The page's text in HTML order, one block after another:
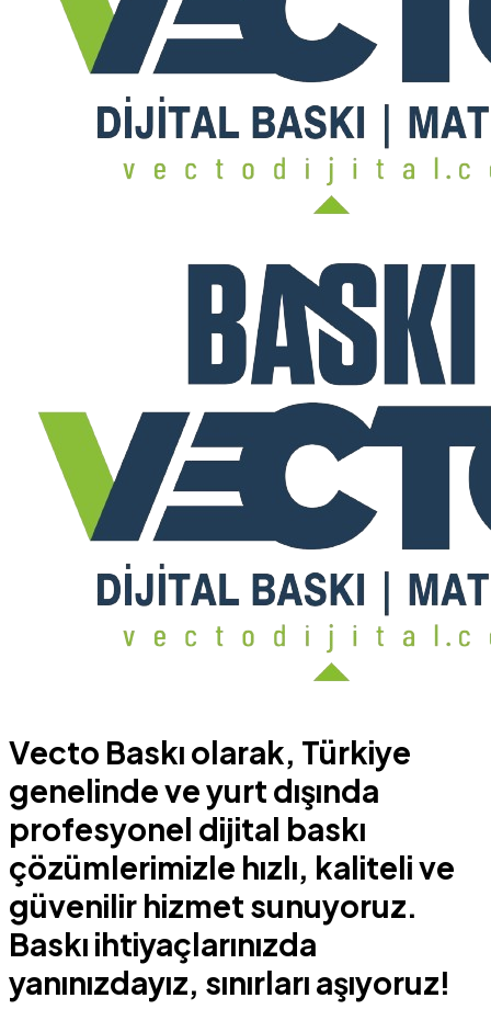
Vecto Baskı olarak, Türkiye
genelinde ve yurt dışında
profesyonel dijital baskı
çözümlerimizle hızlı, kaliteli ve
güvenilir hizmet sunuyoruz.
Baskı ihtiyaçlarınızda
yanınızdayız, sınırları aşıyoruz!